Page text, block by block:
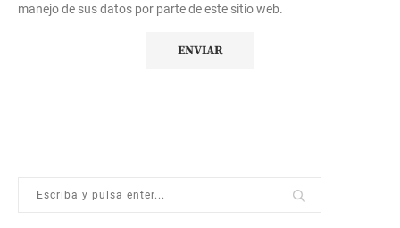
manejo de sus datos por parte de este sitio web.